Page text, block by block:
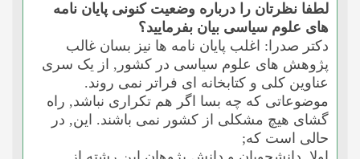
لطفا نظرتان را درباره وضعیت کنونى پایان نامه
هاى علوم سیاسى بیان بفرمایید؟
دکتر صدرا: اغلب پایان نامه ها نیز بسان غالب
پژوهش هاى علوم سیاسى در کشور, از یک سرى
عناوین کلى و کتابخانه اى فراتر نمى روند.
موضوعاتى که چه بسا اگر هم تکرارى نباشد, راه
گشاى هیچ مشکلى از کشور نمى باشند. این, در
حالى است که;